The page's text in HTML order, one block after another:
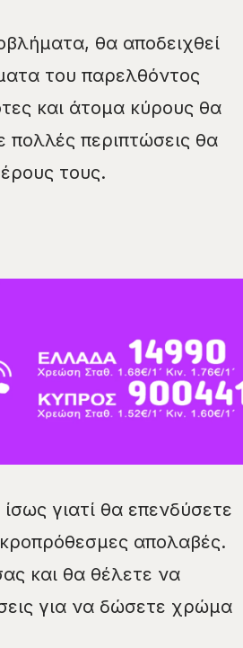
θα αποδειχθεί
του παρελθόντος
και άτομα κύρους θα
πολλές περιπτώσεις θα
τους.
γιατί θα επενδύσετε
απολαβές.
και θα θέλετε να
για να δώσετε χρώμα